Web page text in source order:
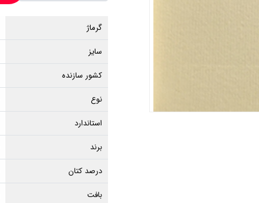
گرماژ
سایز
کشور سازنده
نوع
استاندارد
برند
درصد کتان
بافت